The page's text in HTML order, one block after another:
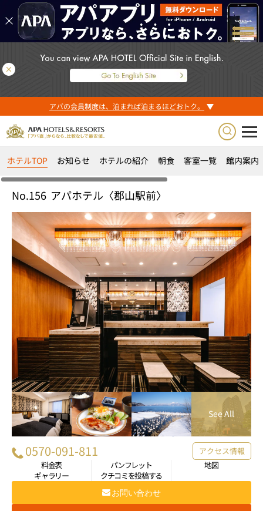
アパの会員制度は、泊まれば泊まるほどおトク。
ホテルTOP お知らせ ホテルの紹介 朝食 客室一覧 館内案内
No.156 アパホテル〈郡山駅前〉
0570-091-811
アクセス情報
料金表
パンフレット
地図
ギャラリー
クチコミを投稿する
お問い合わせ